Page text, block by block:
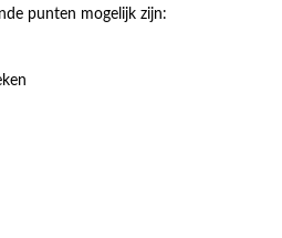
punten mogelijk zijn: